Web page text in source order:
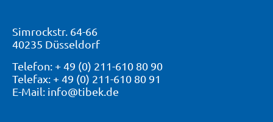
Simrockstr. 64-66
40235 Düsseldorf
Telefon: + 49 (0) 211-610 80 90
Telefax: + 49 (0) 211-610 80 91
E-Mail: info@tibek.de